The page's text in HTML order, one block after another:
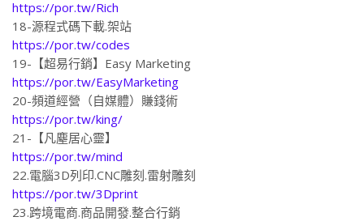
https://por.tw/Rich
18-源程式碼下載.架站
https://por.tw/codes
19-【超易行銷】Easy Marketing
https://por.tw/EasyMarketing
20-頻道經營（自媒體）賺錢術
https://por.tw/king/
21-【凡塵居心靈】
https://por.tw/mind
22.電腦3D列印.CNC雕刻.雷射雕刻
https://por.tw/3Dprint
23.跨境電商.商品開發.整合行銷